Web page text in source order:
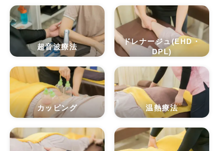
超音波療法
ドレナージュ(EHD・
DPL)
カッピング 温熱療法